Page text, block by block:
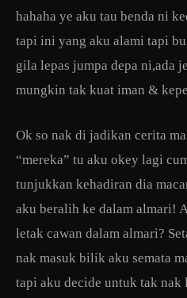
hahaha ye aku tau benda ni
tapi ini yang aku alami tapi
gila lepas jumpa depa ni,ada
mungkin tak kuat iman &
Ok so nak di jadikan cerita
“mereka” tu aku okey lagi
tunjukkan kehadiran dia
aku beralih ke dalam almari!
letak cawan dalam almari?
nak masuk bilik aku semata
tapi aku decide untuk tak nak